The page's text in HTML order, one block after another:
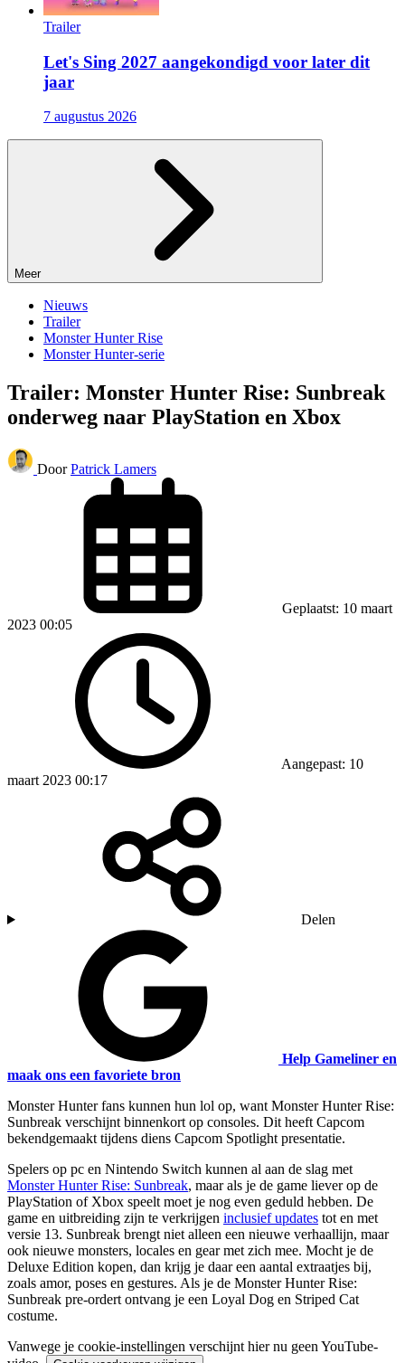
Trailer
Let's Sing 2027 aangekondigd voor later dit
jaar
7 augustus 2026
Meer
Nieuws
Trailer
Monster Hunter Rise
Monster Hunter-serie
Trailer: Monster Hunter Rise: Sunbreak
onderweg naar PlayStation en Xbox
Door Patrick Lamers
Geplaatst: 10 maart
2023 00:05
Aangepast: 10
maart 2023 00:17
Delen
Help Gameliner en
maak ons een favoriete bron
Monster Hunter fans kunnen hun lol op, want Monster Hunter Rise:
Sunbreak verschijnt binnenkort op consoles. Dit heeft Capcom
bekendgemaakt tijdens diens Capcom Spotlight presentatie.
Spelers op pc en Nintendo Switch kunnen al aan de slag met
Monster Hunter Rise: Sunbreak, maar als je de game liever op de
PlayStation of Xbox speelt moet je nog even geduld hebben. De
game en uitbreiding zijn te verkrijgen inclusief updates tot en met
versie 13. Sunbreak brengt niet alleen een nieuwe verhaallijn, maar
ook nieuwe monsters, locales en gear met zich mee. Mocht je de
Deluxe Edition kopen, dan krijg je daar een aantal extraatjes bij,
zoals amor, poses en gestures. Als je de Monster Hunter Rise:
Sunbreak pre-ordert ontvang je een Loyal Dog en Striped Cat
costume.
Vanwege je cookie-instellingen verschijnt hier nu geen YouTube-